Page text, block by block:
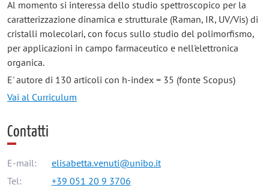
Al momento si interessa dello studio spettroscopico per la
caratterizzazione dinamica e strutturale (Raman, IR, UV/Vis) di
cristalli molecolari, con focus sullo studio del polimorfismo,
per applicazioni in campo farmaceutico e nell'elettronica
organica.
E' autore di 130 articoli con h-index = 35 (fonte Scopus)
Vai al Curriculum
Contatti
E-mail:
elisabetta.venuti@unibo.it
Tel:
+39 051 20 9 3706